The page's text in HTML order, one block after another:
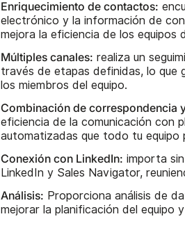
Enriquecimiento de contactos:
electrónico y la información de
mejora la eficiencia de los
Múltiples canales: realiza un
través de etapas definidas, lo que
los miembros del equipo.
Combinación de correspondencia
eficiencia de la comunicación con
automatizadas que todo tu equipo
Conexión con LinkedIn: importa
LinkedIn y Sales Navigator,
Análisis: Proporciona análisis de
mejorar la planificación del equipo